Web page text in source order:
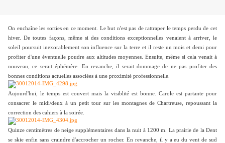
On enchaîne les sorties en ce moment. Le but n'est pas de rattraper le temps perdu de cet
hiver. De toutes façons, même si des conditions exceptionnelles venaient à arriver, le
soleil poursuit inexorablement son influence sur la terre et il reste un mois et demi pour
profiter d'une éventuelle poudre aux altitudes moyennes. Ensuite, même si cela venait à
nouveau, ce serait éphémère. En revanche, il serait dommage de ne pas profiter des
bonnes conditions actuelles associées à une proximité professionnelle.
Aujourd'hui, le temps est couvert mais la visiblité est bonne. Carole est partante pour
consacrer le midi/deux à un petit tour sur les montagnes de Chartreuse, repoussant la
correction des cahiers à la soirée.
Quinze centimètres de neige supplémentaires dans la nuit à 1200 m. La prairie de la Dent
se skie enfin sans craindre d'accrocher un rocher. En revanche, il y a eu du vent de sud